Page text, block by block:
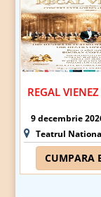
9 decembrie
Teatrul
CUMPARA